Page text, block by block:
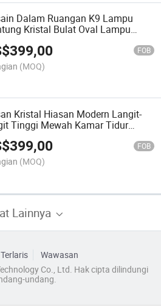
Dalam Ruangan K9 Lampu
Kristal Bulat Oval Lampu
Tamu Ruang Makan
399,00 FOB
(MOQ)
Kristal Hiasan Modern Langit-
Tinggi Mewah Kamar Tidur
Tamu Lampu LED Chandelier
399,00 FOB
(MOQ)
Lainnya
Wawasan
Co., Ltd. Hak cipta dilindungi
undang.